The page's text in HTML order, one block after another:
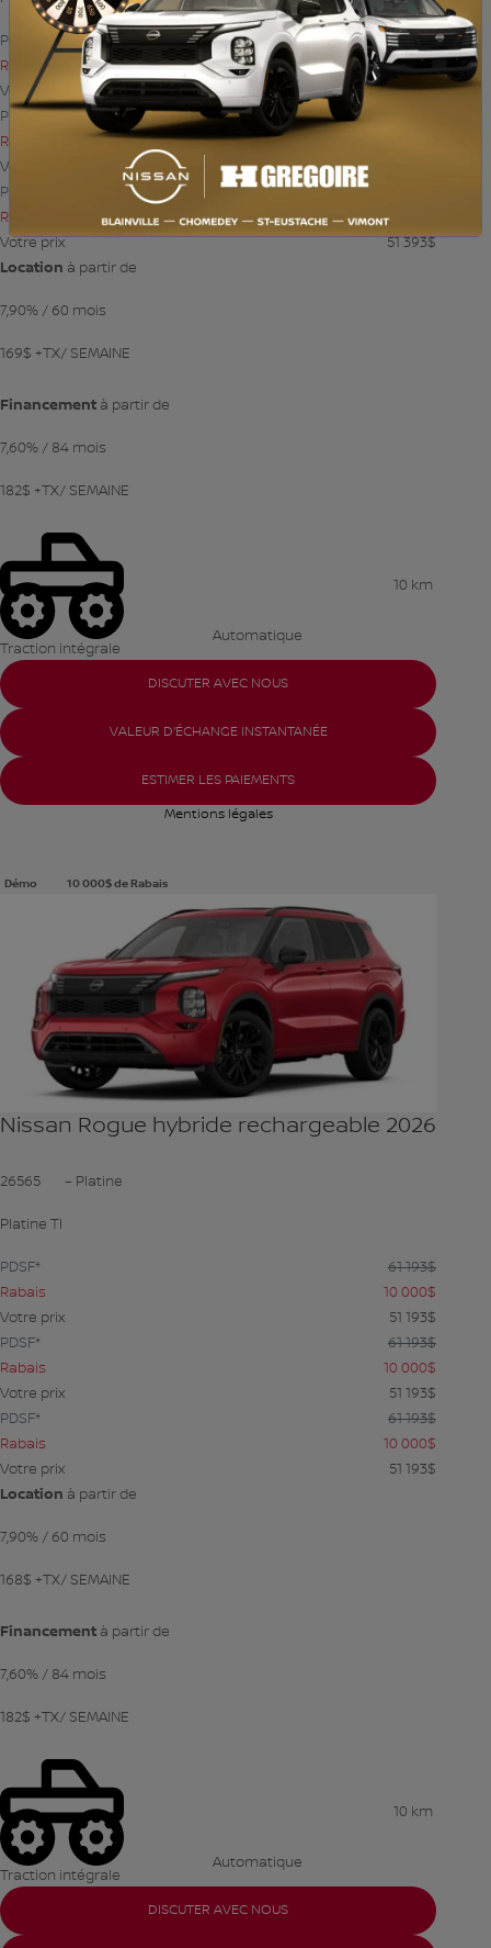
PDSF* 61 393$
Rabais
10 000$
Votre prix
51 393$
PDSF*
Rabais
Votre prix
PDSF*
Rabais
10 000
Votre prix
51 393$
Location à partir de
7,90%/ 60 mois
169$ +TX/ SEMAINE
Financement à partir de
7,60%/ 84 mois
182$ +TX/ SEMAINE
Traction intégrale
Automatique
10 km
DISCUTER AVEC NOUS
VALEUR D'ÉCHANGE INSTANTANÉE
ESTIMER LES PAIEMENTS
Mentions légales
Démo 10 000$de Rabais
VOIR PLUS
Nissan Rogue hybride rechargeable 2026
26565 – Platine
Platine TI
PDSF* 61 193$
Rabais
10 000$
Votre prix
51 193$
PDSF*
61 193$
Rabais
10 000$
Votre prix
51 193$
PDSF*
61 193$
Rabais
10 000$
Votre prix
51 193$
Location à partir de
7,90% / 60 mois
168$ +TX/ SEMAINE
Financement à partir de
7,60% / 84 mois
182$ +TX/ SEMAINE
Traction intégrale
Automatique
10 km
DISCUTER AVEC NOUS